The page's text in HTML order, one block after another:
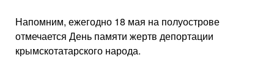
Напомним, ежегодно 18 мая на полуострове
отмечается День памяти жертв депортации
крымскотатарского народа.